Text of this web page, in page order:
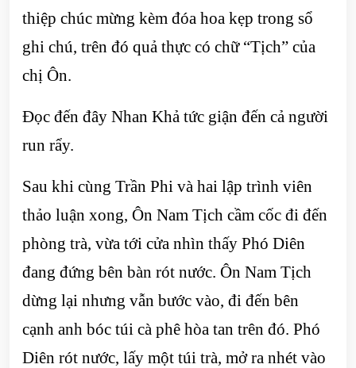
thiệp chúc mừng kèm đóa hoa kẹp trong sổ
ghi chú, trên đó quả thực có chữ “Tịch” của
chị Ôn.
Đọc đến đây Nhan Khả tức giận đến cả người
run rẩy.
Sau khi cùng Trần Phi và hai lập trình viên
thảo luận xong, Ôn Nam Tịch cầm cốc đi đến
phòng trà, vừa tới cửa nhìn thấy Phó Diên
đang đứng bên bàn rót nước. Ôn Nam Tịch
dừng lại nhưng vẫn bước vào, đi đến bên
cạnh anh bóc túi cà phê hòa tan trên đó. Phó
Diên rót nước, lấy một túi trà, mở ra nhét vào